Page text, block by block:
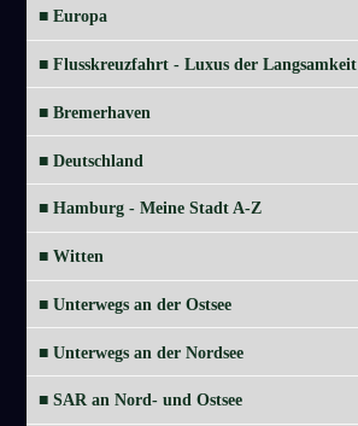
■ Europa
■ Flusskreuzfahrt - Luxus der Langsamkeit
■ Bremerhaven
■ Deutschland
■ Hamburg - Meine Stadt A-Z
■ Witten
■ Unterwegs an der Ostsee
■ Unterwegs an der Nordsee
■ SAR an Nord- und Ostsee